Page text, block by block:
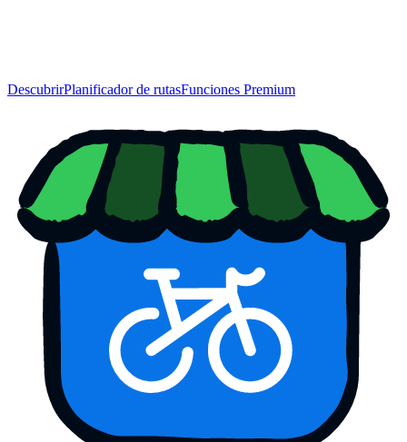
DescubrirPlanificador de rutasFunciones Premium